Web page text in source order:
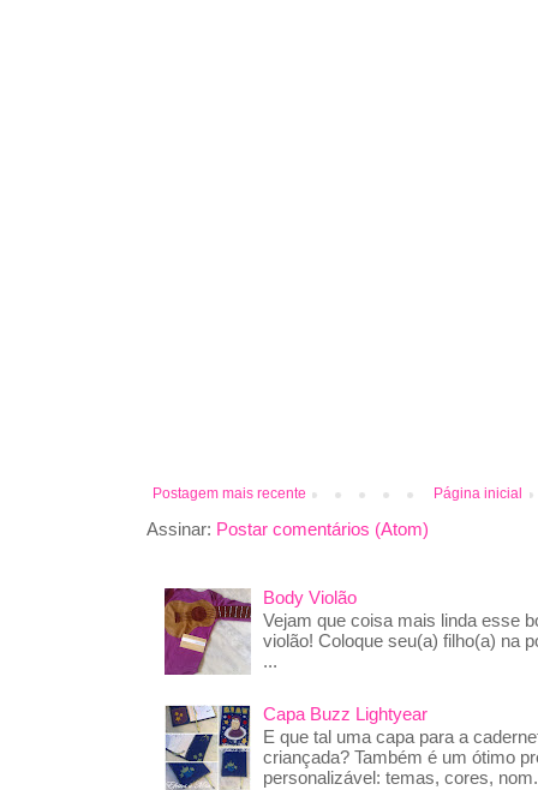
Postagem mais recente Página inicial
Assinar: Postar comentários (Atom)
Body Violão
Vejam que coisa mais linda esse
violão! Coloque seu(a) filho(a) na
...
Capa Buzz Lightyear
E que tal uma capa para a
criançada? Também é um ótimo
personalizável: temas, cores,